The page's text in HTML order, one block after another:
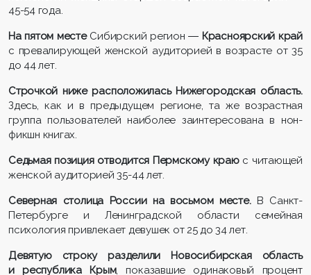
45-54 года.
На пятом местеСибирский регион ― Красноярский край
с превалирующей женской аудиторией в возрасте от 35
до 44 лет.
Строчкой ниже расположилась Нижегородская область.
Здесь, как и в предыдущем регионе, та же возрастная
группа пользователей наиболее заинтересована в нон-
фикшн книгах.
Седьмая позиция отводится Пермскому краюс читающей
женской аудиторией 35-44 лет.
Северная столица России на восьмом месте.В Санкт-
Петербурге и Ленинградской области семейная
психология привлекает девушек от 25 до 34 лет.
Девятую строку разделили Новосибирская область
и республика Крым, показавшие одинаковый процент